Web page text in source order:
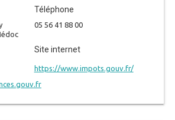
Téléphone
05 56 41 88 00
Site internet
https://www.impots.gouv.fr/